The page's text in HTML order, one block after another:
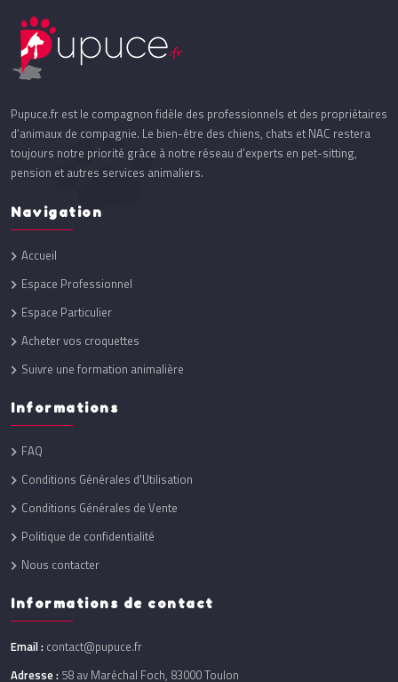
Pupuce.fr est le compagnon fidèle des professionnels et des propriétaires
d’animaux de compagnie. Le bien-être des chiens, chats et NAC restera
toujours notre priorité grâce à notre réseau d’experts en pet-sitting,
pension et autres services animaliers.
Navigation
Accueil
Espace Professionnel
Espace Particulier
Acheter vos croquettes
Suivre une formation animalière
Informations
FAQ
Conditions Générales d'Utilisation
Conditions Générales de Vente
Politique de confidentialité
Nous contacter
Informations de contact
Email : contact@pupuce.fr
Adresse : 58 av Maréchal Foch, 83000 Toulon